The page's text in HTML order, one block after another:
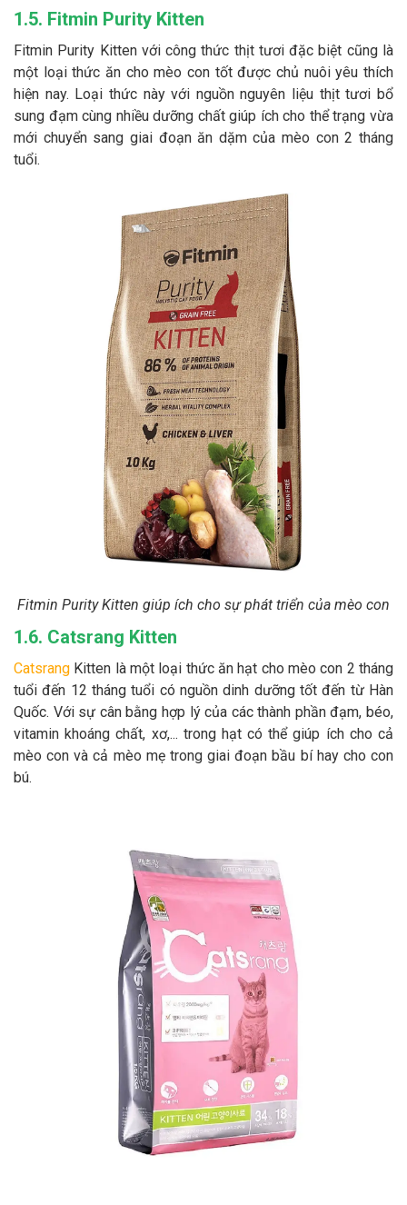
1.5. Fitmin Purity Kitten
Fitmin Purity Kitten với công thức thịt tươi đặc biệt cũng là
một loại thức ăn cho mèo con tốt được chủ nuôi yêu thích
hiện nay. Loại thức này với nguồn nguyên liệu thịt tươi bổ
sung đạm cùng nhiều dưỡng chất giúp ích cho thể trạng vừa
mới chuyển sang giai đoạn ăn dặm của mèo con 2 tháng
tuổi.
Fitmin Purity Kitten giúp ích cho sự phát triển của mèo con
1.6. Catsrang Kitten
Catsrang Kitten là một loại thức ăn hạt cho mèo con 2 tháng
tuổi đến 12 tháng tuổi có nguồn dinh dưỡng tốt đến từ Hàn
Quốc. Với sự cân bằng hợp lý của các thành phần đạm, béo,
vitamin khoáng chất, xơ,... trong hạt có thể giúp ích cho cả
mèo con và cả mèo mẹ trong giai đoạn bầu bí hay cho con
bú.